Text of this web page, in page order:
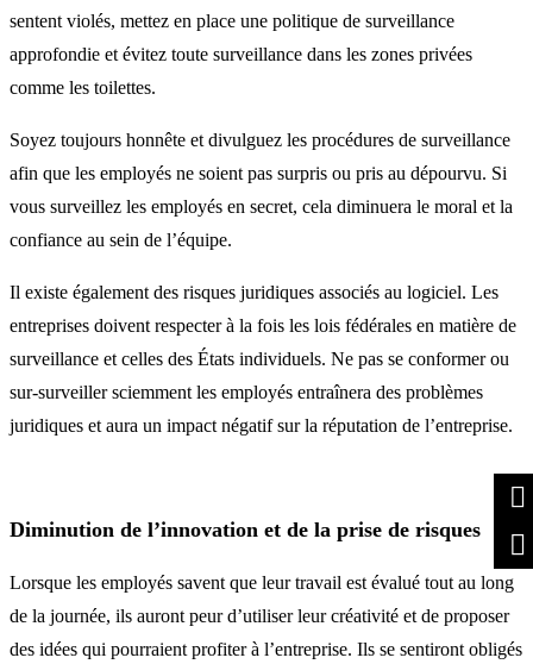
sentent violés, mettez en place une politique de surveillance
approfondie et évitez toute surveillance dans les zones privées
comme les toilettes.
Soyez toujours honnête et divulguez les procédures de surveillance
afin que les employés ne soient pas surpris ou pris au dépourvu. Si
vous surveillez les employés en secret, cela diminuera le moral et la
confiance au sein de l’équipe.
Il existe également des risques juridiques associés au logiciel. Les
entreprises doivent respecter à la fois les lois fédérales en matière de
surveillance et celles des États individuels. Ne pas se conformer ou
sur-surveiller sciemment les employés entraînera des problèmes
juridiques et aura un impact négatif sur la réputation de l’entreprise.
Diminution de l’innovation et de la prise de risques
Lorsque les employés savent que leur travail est évalué tout au long
de la journée, ils auront peur d’utiliser leur créativité et de proposer
des idées qui pourraient profiter à l’entreprise. Ils se sentiront obligés